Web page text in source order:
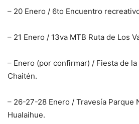
– 20 Enero / 6to Encuentro
– 21 Enero / 13va MTB Ruta de Los
– Enero (por confirmar) / Fiesta de la
Chaitén.
– 26-27-28 Enero / Travesía Parque
Hualaihue.